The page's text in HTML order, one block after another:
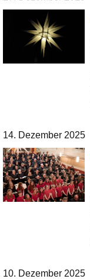
14. Dezember 2025
10. Dezember 2025